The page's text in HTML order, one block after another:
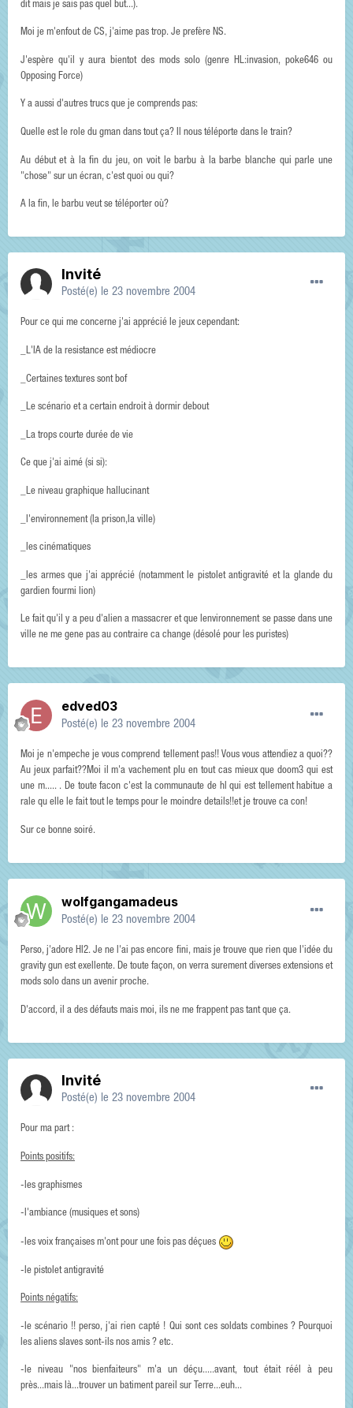
dit mais je sais pas quel but...).
Moi je m'enfout de CS, j'aime pas trop. Je prefère NS.
J'espère qu'il y aura bientot des mods solo (genre HL:invasion, poke646 ou
Opposing Force)
Y a aussi d'autres trucs que je comprends pas:
Quelle est le role du gman dans tout ça? Il nous téléporte dans le train?
Au début et à la fin du jeu, on voit le barbu à la barbe blanche qui parle une
"chose" sur un écran, c'est quoi ou qui?
A la fin, le barbu veut se téléporter où?
Invité
Posté(e) le 23 novembre 2004
Pour ce qui me concerne j'ai apprécié le jeux cependant:
_L'IA de la resistance est médiocre
_Certaines textures sont bof
_Le scénario et a certain endroit à dormir debout
_La trops courte durée de vie
Ce que j'ai aimé (si si):
_Le niveau graphique hallucinant
_l'environnement (la prison,la ville)
_les cinématiques
_les armes que j'ai apprécié (notamment le pistolet antigravité et la glande du
gardien fourmi lion)
Le fait qu'il y a peu d'alien a massacrer et que lenvironnement se passe dans une
ville ne me gene pas au contraire ca change (désolé pour les puristes)
edved03
Posté(e) le 23 novembre 2004
Moi je n'empeche je vous comprend tellement pas!! Vous vous attendiez a quoi??
Au jeux parfait??Moi il m'a vachement plu en tout cas mieux que doom3 qui est
une m..... . De toute facon c'est la communaute de hl qui est tellement habitue a
rale qu elle le fait tout le temps pour le moindre details!!et je trouve ca con!
Sur ce bonne soiré.
wolfgangamadeus
Posté(e) le 23 novembre 2004
Perso, j'adore Hl2. Je ne l'ai pas encore fini, mais je trouve que rien que l'idée du
gravity gun est exellente. De toute façon, on verra surement diverses extensions et
mods solo dans un avenir proche.
D'accord, il a des défauts mais moi, ils ne me frappent pas tant que ça.
Invité
Posté(e) le 23 novembre 2004
Pour ma part :
Points positifs:
-les graphismes
-l'ambiance (musiques et sons)
-les voix françaises m'ont pour une fois pas déçues
-le pistolet antigravité
Points négatifs:
-le scénario !! perso, j'ai rien capté ! Qui sont ces soldats combines ? Pourquoi
les aliens slaves sont-ils nos amis ? etc.
-le niveau "nos bienfaiteurs" m'a un déçu.....avant, tout était réél à peu
près...mais là...trouver un batiment pareil sur Terre...euh...